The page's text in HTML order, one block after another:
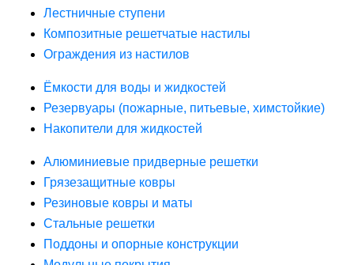
Лестничные ступени
Композитные решетчатые настилы
Ограждения из настилов
Ёмкости для воды и жидкостей
Резервуары (пожарные, питьевые, химстойкие)
Накопители для жидкостей
Алюминиевые придверные решетки
Грязезащитные ковры
Резиновые ковры и маты
Стальные решетки
Поддоны и опорные конструкции